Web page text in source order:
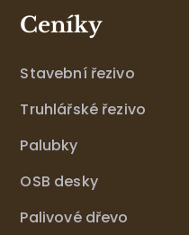
Ceníky
Stavební řezivo
Truhlářské řezivo
Palubky
OSB desky
Palivové dřevo